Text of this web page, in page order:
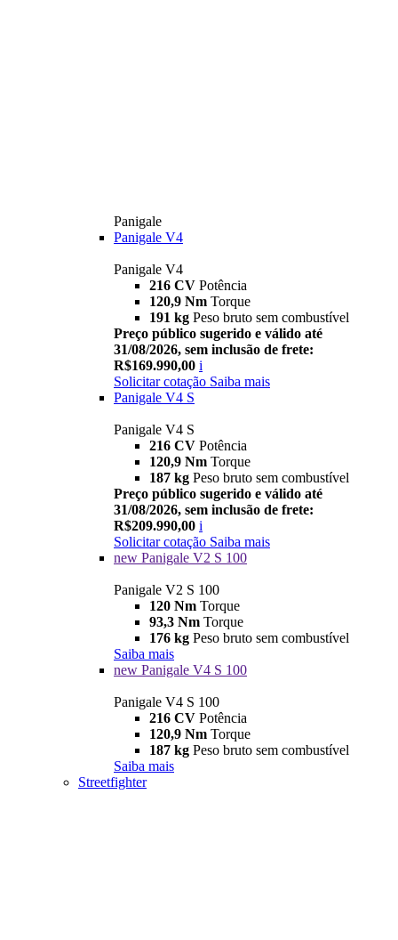
Panigale
Panigale V4
Panigale V4
216 CV Potência
120,9 Nm Torque
191 kg Peso bruto sem combustível
Preço público sugerido e válido até
31/08/2026, sem inclusão de frete:
R$169.990,00 i
Solicitar cotação Saiba mais
Panigale V4 S
Panigale V4 S
216 CV Potência
120,9 Nm Torque
187 kg Peso bruto sem combustível
Preço público sugerido e válido até
31/08/2026, sem inclusão de frete:
R$209.990,00 i
Solicitar cotação Saiba mais
new Panigale V2 S 100
Panigale V2 S 100
120 Nm Torque
93,3 Nm Torque
176 kg Peso bruto sem combustível
Saiba mais
new Panigale V4 S 100
Panigale V4 S 100
216 CV Potência
120,9 Nm Torque
187 kg Peso bruto sem combustível
Saiba mais
Streetfighter